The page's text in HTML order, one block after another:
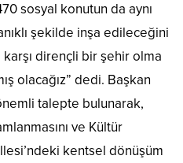
sosyal konutun da aynı
şekilde inşa edileceğini
karşı dirençli bir şehir olma
olacağız” dedi. Başkan
talepte bulunarak,
ve Kültür
kentsel dönüşüm